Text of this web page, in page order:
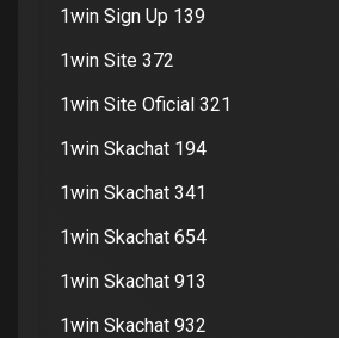
1win Sign Up 139
1win Site 372
1win Site Oficial 321
1win Skachat 194
1win Skachat 341
1win Skachat 654
1win Skachat 913
1win Skachat 932